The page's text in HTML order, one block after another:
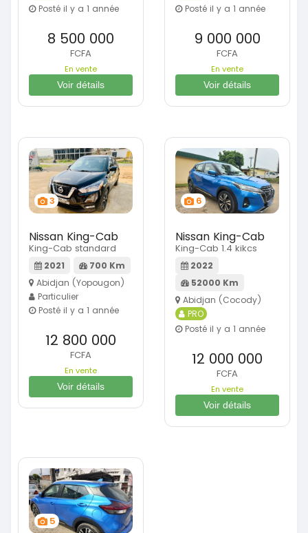
Posté il y a 1 année
8 500 000
FCFA
En vente
Voir détails
Posté il y a 1 année
9 000 000
FCFA
En vente
Voir détails
3
Nissan King-Cab
King-Cab standard
2021
700 Km
Abidjan (Yopougon)
Particulier
Posté il y a 1 année
12 800 000
FCFA
En vente
Voir détails
6
Nissan King-Cab
King-Cab 1.4 kikcs
2022
52000 Km
Abidjan (Cocody)
PRO
Posté il y a 1 année
12 000 000
FCFA
En vente
Voir détails
5